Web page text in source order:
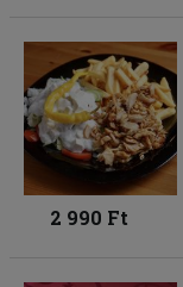
2 990 Ft